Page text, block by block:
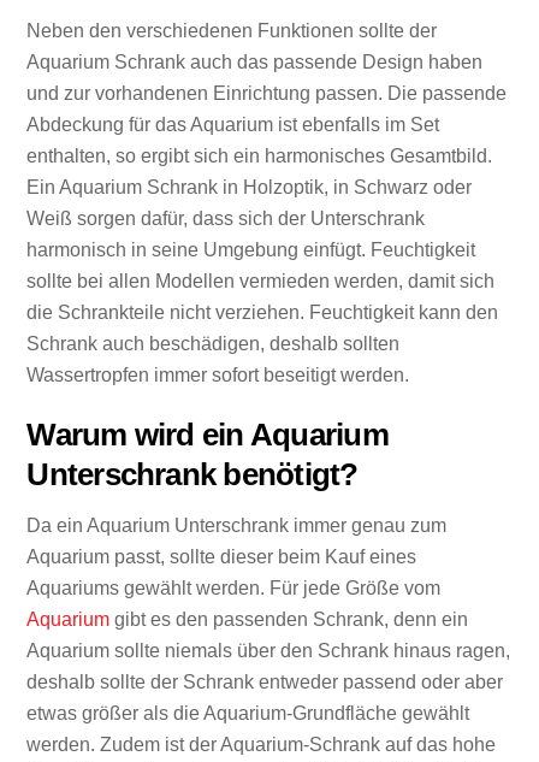
Neben den verschiedenen Funktionen sollte der
Aquarium Schrank auch das passende Design haben
und zur vorhandenen Einrichtung passen. Die passende
Abdeckung für das Aquarium ist ebenfalls im Set
enthalten, so ergibt sich ein harmonisches Gesamtbild.
Ein Aquarium Schrank in Holzoptik, in Schwarz oder
Weiß sorgen dafür, dass sich der Unterschrank
harmonisch in seine Umgebung einfügt. Feuchtigkeit
sollte bei allen Modellen vermieden werden, damit sich
die Schrankteile nicht verziehen. Feuchtigkeit kann den
Schrank auch beschädigen, deshalb sollten
Wassertropfen immer sofort beseitigt werden.
Warum wird ein Aquarium
Unterschrank benötigt?
Da ein Aquarium Unterschrank immer genau zum
Aquarium passt, sollte dieser beim Kauf eines
Aquariums gewählt werden. Für jede Größe vom
Aquarium gibt es den passenden Schrank, denn ein
Aquarium sollte niemals über den Schrank hinaus ragen,
deshalb sollte der Schrank entweder passend oder aber
etwas größer als die Aquarium-Grundfläche gewählt
werden. Zudem ist der Aquarium-Schrank auf das hohe